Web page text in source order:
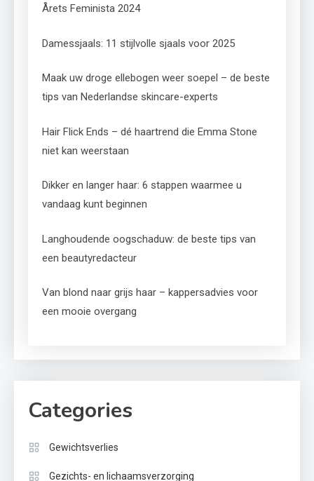
Årets Feminista 2024
Damessjaals: 11 stijlvolle sjaals voor 2025
Maak uw droge ellebogen weer soepel – de beste
tips van Nederlandse skincare-experts
Hair Flick Ends – dé haartrend die Emma Stone
niet kan weerstaan
Dikker en langer haar: 6 stappen waarmee u
vandaag kunt beginnen
Langhoudende oogschaduw: de beste tips van
een beautyredacteur
Van blond naar grijs haar – kappersadvies voor
een mooie overgang
Categories
Gewichtsverlies
Gezichts- en lichaamsverzorging